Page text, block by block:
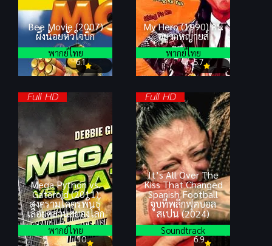
Bee Movie (2007)
ผึ้งน้อยหัวใจบิ๊ก
6.1
พากย์ไทย
My Hero (1990) คน
อยากหญ่ายส์
5.7
พากย์ไทย
Full HD
Mega Python vs.
Gatoroid (2011)
สงครามโคตรพันธุ์
เลื้อยคลานสยองโลก
3.0
พากย์ไทย
Full HD
It’s All Over The
Kiss That Changed
Spanish Football
จูบที่พลิกฟุตบอล
สเปน (2024)
6.9
Soundtrack